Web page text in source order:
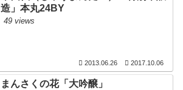
造」本丸24BY
49 views
2013.06.26 2017.10.06
まんさくの花「大吟醸」